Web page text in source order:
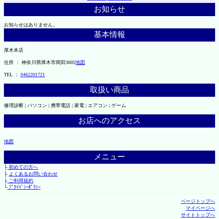
お知らせ
お知らせはありません。
基本情報
厚木本店
住所 ： 神奈川県厚木市岡田3005地図
TEL ： 0462201721
取扱い商品
修理診断 | パソコン | 携帯電話 | 家電 | エアコン | ゲーム
お店へのアクセス
地図
メニュー
├初めての方へ
├ よくあるお問い合わせ
├ご利用規約
└ﾌﾟﾗｲﾊﾞｼｰﾎﾟﾘｼｰ
ページトップへ
マイページへ
サイトトップへ